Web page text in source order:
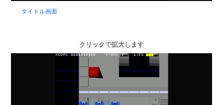
タイトル画面
クリックで拡大します